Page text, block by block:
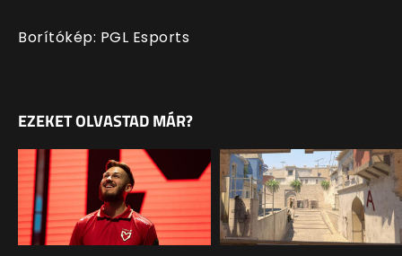
Borítókép: PGL Esports
EZEKET OLVASTAD MÁR?